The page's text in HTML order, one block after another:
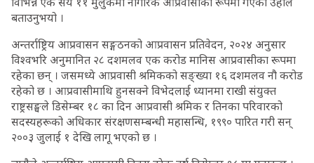
बताउनुभयो ।
अन्तर्राष्ट्रिय आप्रवासन सङ्गठनको आप्रवासन प्रतिवेदन, २०२४ अनुसार
विश्वभरि अनुमानित २८ दशमलव एक करोड मानिस आप्रवासीका रूपमा
रहेका छन् । जसमध्ये आप्रवासी श्रमिकको सङ्ख्या १६ दशमलव नौ करोड
रहेको छ । आप्रवासीमाथि हुनसक्ने विभेदलाई ध्यानमा राखी संयुक्त
राष्ट्रसङ्घले डिसेम्बर १८ का दिन आप्रवासी श्रमिक र तिनका परिवारको
सदस्यहरूको अधिकार संरक्षणसम्बन्धी महासन्धि, १९९० पारित गरी सन्
२००३ जुलाई १ देखि लागू भएको छ ।